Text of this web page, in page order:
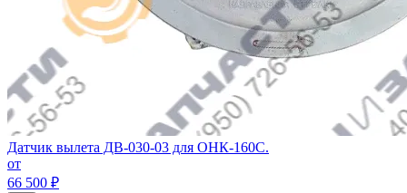
Датчик вылета ДВ-030-03 для ОНК-160С.
от
66 500 ₽